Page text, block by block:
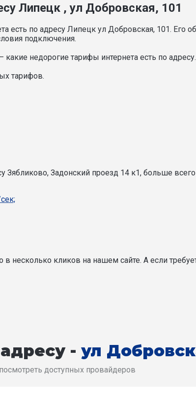
Липецк , ул Добровская, 101
есть по адресу Липецк ул Добровская, 101. Его
подключения.
недорогие тарифы интернета есть по адресу.
тарифов.
Зябликово, Задонский проезд 14 к1, больше
несколько кликов на нашем сайте. А если
- ул
доступных провайдеров